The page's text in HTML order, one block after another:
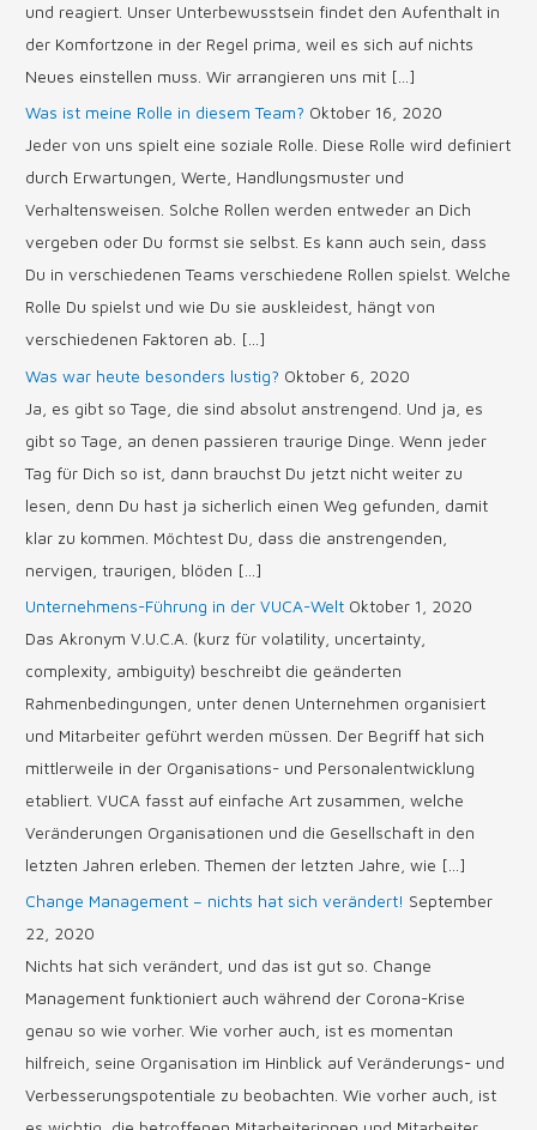
und reagiert. Unser Unterbewusstsein findet den Aufenthalt in
der Komfortzone in der Regel prima, weil es sich auf nichts
Neues einstellen muss. Wir arrangieren uns mit […]
Was ist meine Rolle in diesem Team? Oktober 16, 2020
Jeder von uns spielt eine soziale Rolle. Diese Rolle wird definiert
durch Erwartungen, Werte, Handlungsmuster und
Verhaltensweisen. Solche Rollen werden entweder an Dich
vergeben oder Du formst sie selbst. Es kann auch sein, dass
Du in verschiedenen Teams verschiedene Rollen spielst. Welche
Rolle Du spielst und wie Du sie auskleidest, hängt von
verschiedenen Faktoren ab. […]
Was war heute besonders lustig? Oktober 6, 2020
Ja, es gibt so Tage, die sind absolut anstrengend. Und ja, es
gibt so Tage, an denen passieren traurige Dinge. Wenn jeder
Tag für Dich so ist, dann brauchst Du jetzt nicht weiter zu
lesen, denn Du hast ja sicherlich einen Weg gefunden, damit
klar zu kommen. Möchtest Du, dass die anstrengenden,
nervigen, traurigen, blöden […]
Unternehmens-Führung in der VUCA-Welt Oktober 1, 2020
Das Akronym V.U.C.A. (kurz für volatility, uncertainty,
complexity, ambiguity) beschreibt die geänderten
Rahmenbedingungen, unter denen Unternehmen organisiert
und Mitarbeiter geführt werden müssen. Der Begriff hat sich
mittlerweile in der Organisations- und Personalentwicklung
etabliert. VUCA fasst auf einfache Art zusammen, welche
Veränderungen Organisationen und die Gesellschaft in den
letzten Jahren erleben. Themen der letzten Jahre, wie […]
Change Management – nichts hat sich verändert! September
22, 2020
Nichts hat sich verändert, und das ist gut so. Change
Management funktioniert auch während der Corona-Krise
genau so wie vorher. Wie vorher auch, ist es momentan
hilfreich, seine Organisation im Hinblick auf Veränderungs- und
Verbesserungspotentiale zu beobachten. Wie vorher auch, ist